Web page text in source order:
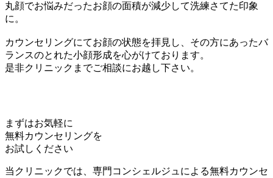
丸顔でお悩みだったお顔の面積が減少して洗練さてた印象
に。
カウンセリングにてお顔の状態を拝見し、その方にあったバ
ランスのとれた小顔形成を心がけております。
是非クリニックまでご相談にお越し下さい。
まずはお気軽に
無料カウンセリングを
お試しください
当クリニックでは、専門コンシェルジュによる無料カウンセ